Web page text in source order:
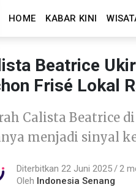
HOME KABAR KINI
Beatrice
Frisé Lokal
Calista Beatrice
menjadi sinyal
Diterbitkan 22 Juni 2025
2
Oleh Indonesia Senang